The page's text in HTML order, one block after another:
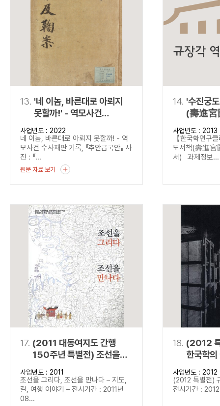
13. '네 이놈, 바른대로 아뢰지
못할까!' - 역모사건
수사재판 기록,
『추안급국안』
사업년도 : 2022
네 이놈, 바른대로 아뢰지 못할까! - 역
모사건 수사재판 기록, 『추안급국안』 사
진 : 『...
원문 자료 보기
14. '수진궁
(壽進宮
(탈초·정
사업년도 : 2013
【한국학연
도서책(壽進宮
서) 과제정보...
17. (2011 대동여지도 간행
150주년 특별전) 조선을
그리다, 조선을 만나다
사업년도 : 2011
조선을 그리다, 조선을 만나다 – 지도,
길, 여행 이야기 – 전시기간 : 2011년
08...
18. (2012
한국학의
사업년도 : 2012
(2012 특별전)
전시기간 :